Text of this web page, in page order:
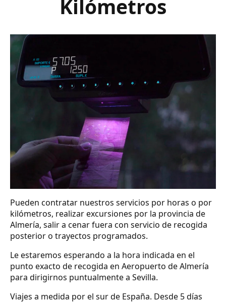
Kilómetros
Pueden contratar nuestros servicios por horas o por
kilómetros, realizar excursiones por la provincia de
Almería, salir a cenar fuera con servicio de recogida
posterior o trayectos programados.
Le estaremos esperando a la hora indicada en el
punto exacto de recogida en Aeropuerto de Almería
para dirigirnos puntualmente a Sevilla.
Viajes a medida por el sur de España. Desde 5 días